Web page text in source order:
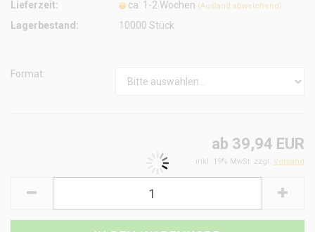
Lieferzeit:
ca. 1-2 Wochen (Ausland abweichend)
Lagerbestand: 10000Stück
Format:
ab 39,94 EUR
inkl. 19% MwSt. zzgl. Versand